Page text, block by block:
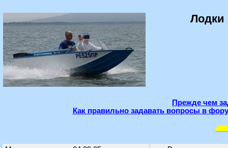
Лодки
Прежде чем
Как правильно задавать вопросы в